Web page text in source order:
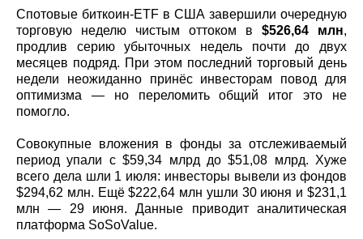
Спотовые биткоин-ETF в США завершили очередную
торговую неделю чистым оттоком в $526,64 млн,
продлив серию убыточных недель почти до двух
месяцев подряд. При этом последний торговый день
недели неожиданно принёс инвесторам повод для
оптимизма — но переломить общий итог это не
помогло.
Совокупные вложения в фонды за отслеживаемый
период упали с $59,34 млрд до $51,08 млрд. Хуже
всего дела шли 1 июля: инвесторы вывели из фондов
$294,62 млн. Ещё $222,64 млн ушли 30 июня и $231,1
млн — 29 июня. Данные приводит аналитическая
платформа SoSoValue.